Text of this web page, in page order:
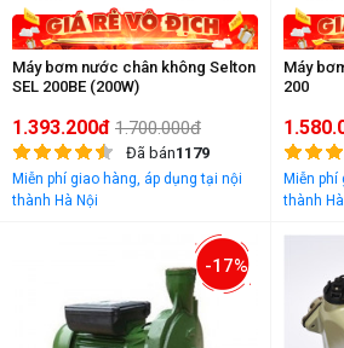
Máy bơm nước chân không Selton
SEL 200BE (200W)
1.393.200đ 1.700.000đ
Đã bán1179
Miễn phí giao hàng, áp dụng tại nội
thành Hà Nội
Máy
200
Miễn
thành
-17%